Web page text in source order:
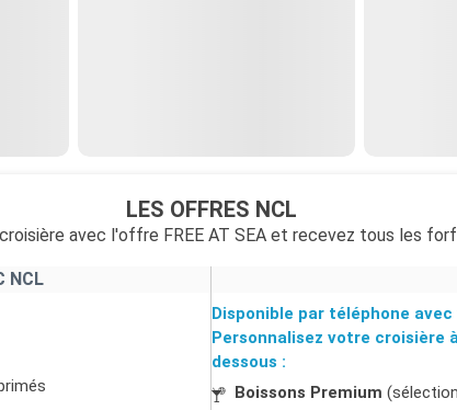
LES OFFRES NCL
avec l'offre FREE AT SEA et recevez tous les
NCL
Disponible par téléphone
Personnalisez votre croisière
dessous :
Boissons Premium